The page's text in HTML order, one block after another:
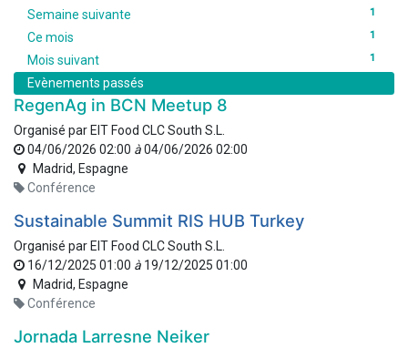
Semaine suivante 1
Ce mois 1
Mois suivant 1
Evènements passés
RegenAg in BCN Meetup 8
Organisé par EIT Food CLC South S.L.
04/06/2026 02:00 à04/06/2026 02:00
Madrid, Espagne
Conférence
Sustainable Summit RIS HUB Turkey
Organisé par EIT Food CLC South S.L.
16/12/2025 01:00 à 19/12/2025 01:00
Madrid, Espagne
Conférence
Jornada Larresne Neiker